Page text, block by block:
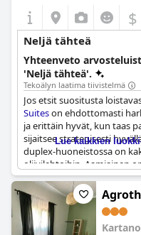
$
Neljä tähteä
Yhteenveto
'Neljä tähteä'.
Tekoälyn laatima tiivistelmä
Jos etsit suositusta
Suiteson ehdottomasti
ja erittäin hyvät, kun taas
sijaitsee strategisesti
duplex-huoneistossa on
oliivilehtoihin. Aamiainen
kätevä. Isännät ovat
korjatakseen kaikki
viihtyisä, mikä tekee siitä
lemmikkisi kanssa. Alue
ilman katuvaloja. Siitä
Lue kaikkien
Kartano